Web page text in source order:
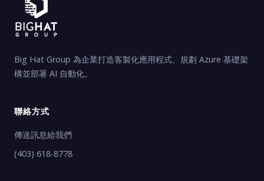
Big Hat Group 為企業打造客製化應用程式、規劃 Azure 基礎架
構並部署 AI 自動化。
聯絡方式
傳送訊息給我們
(403) 618-8778